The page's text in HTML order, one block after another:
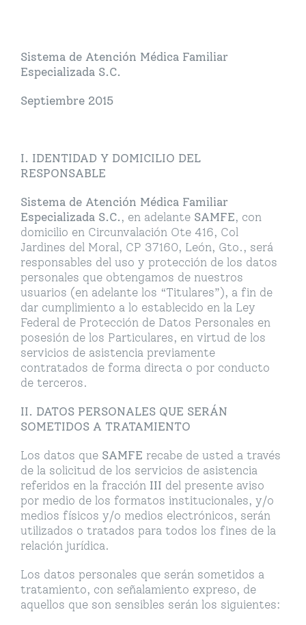
Sistema de Atención Médica Familiar
Especializada S.C.
Septiembre 2015
I. IDENTIDAD Y DOMICILIO DEL
RESPONSABLE
Sistema de Atención Médica Familiar
Especializada S.C. , en adelante SAMFE, con
domicilio en Circunvalación Ote 416, Col
Jardines del Moral, CP 37160, León, Gto., será
responsables del uso y protección de los datos
personales que obtengamos de nuestros
usuarios (en adelante los “Titulares”), a fin de
dar cumplimiento a lo establecido en la Ley
Federal de Protección de Datos Personales en
posesión de los Particulares, en virtud de los
servicios de asistencia previamente
contratados de forma directa o por conducto
de terceros.
II. DATOS PERSONALES QUE SERÁN
SOMETIDOS A TRATAMIENTO
Los datos que SAMFE recabe de usted a través
de la solicitud de los servicios de asistencia
referidos en la fracción III del presente aviso
por medio de los formatos institucionales, y/o
medios físicos y/o medios electrónicos, serán
utilizados o tratados para todos los fines de la
relación jurídica.
Los datos personales que serán sometidos a
tratamiento, con señalamiento expreso, de
aquellos que son sensibles serán los siguientes: